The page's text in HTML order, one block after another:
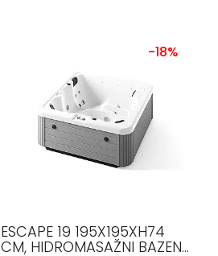
-18%
ESCAPE 19 195X195XH74
CM, HIDROMASAŽNI BAZEN